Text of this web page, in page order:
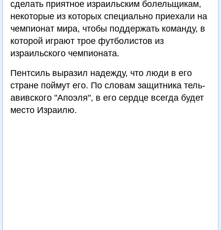
сделать приятное израильским болельщикам,
некоторые из которых специально приехали на
чемпионат мира, чтобы поддержать команду, в
которой играют трое футболистов из
израильского чемпионата.
Пентсиль выразил надежду, что люди в его
стране поймут его. По словам защитника тель-
авивского "Апоэля", в его сердце всегда будет
место Израилю.